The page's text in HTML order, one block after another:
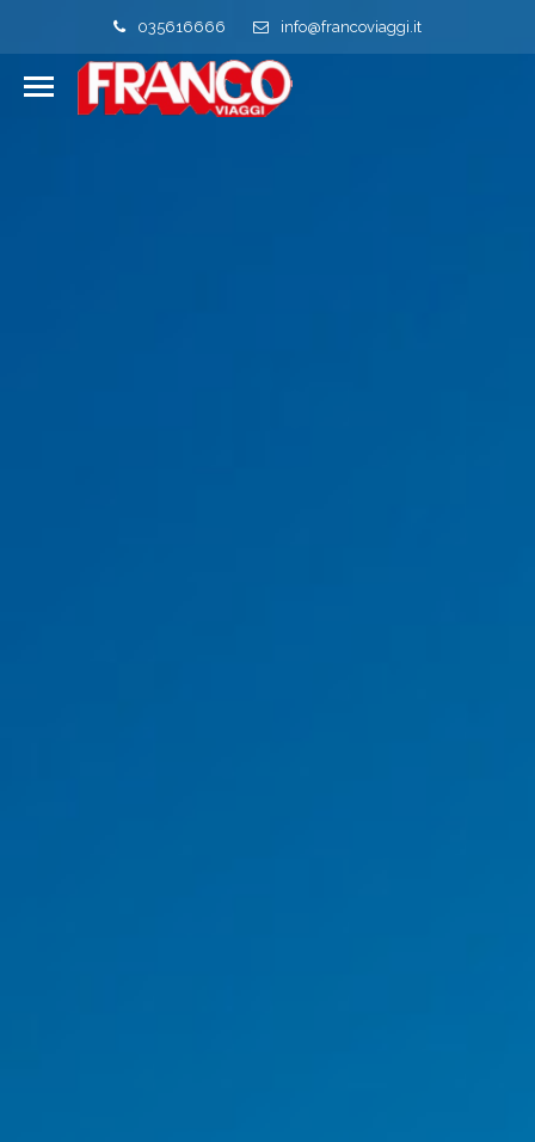
035616666 info@francoviaggi.it